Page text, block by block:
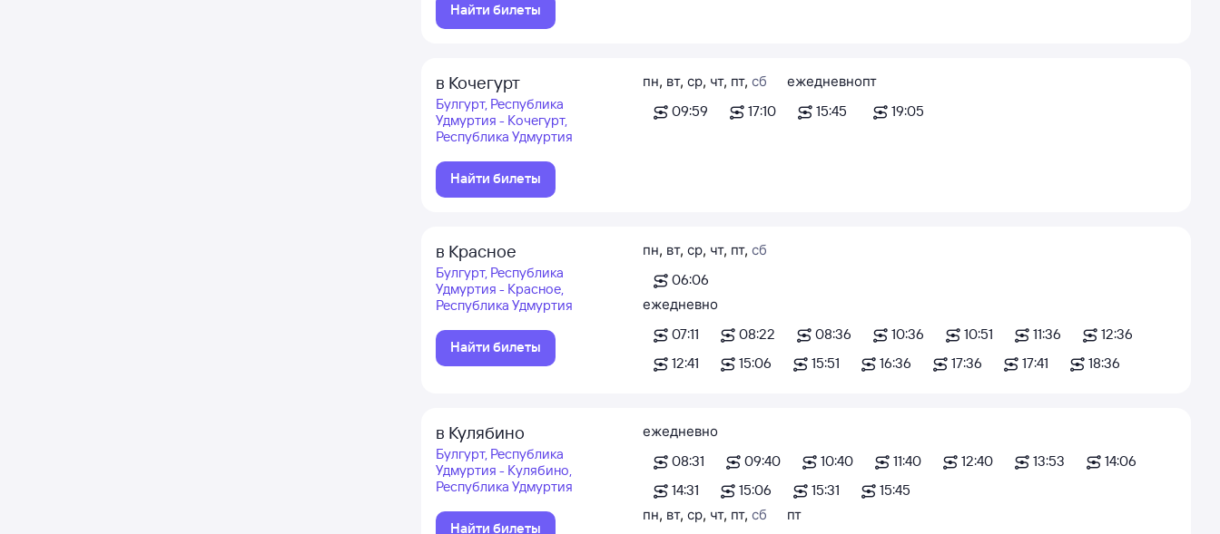
Найти билеты
в Кочегурт
Булгурт, Республика
Удмуртия - Кочегурт,
Республика Удмуртия
Найти билеты
пн, вт, ср, чт, пт, сб
09:59
17:10
ежедневно
15:45
пт
19:05
в Красное
Булгурт, Республика
Удмуртия - Красное,
Республика Удмуртия
Найти билеты
пн, вт, ср, чт, пт, сб
06:06
ежедневно
07:11
08:22 08:36 10:36 10:51 11:36
12:36
12:41
15:06 15:51 16:36 17:36 17:41 18:36
в Кулябино
Булгурт, Республика
Удмуртия - Кулябино,
Республика Удмуртия
Найти билеты
ежедневно
08:31
09:40 10:40 11:40 12:40 13:53
14:06
14:31
15:06 15:31
15:45
пн, вт, ср, чт, пт, сб
пт